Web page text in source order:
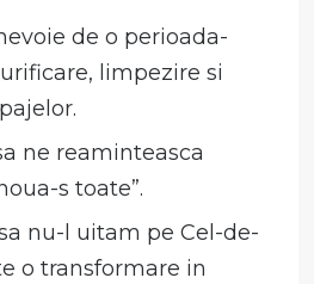
de o perioada-
limpezire si
ne reaminteasca
s toate”.
nu-l uitam pe Cel-de-
o transformare in